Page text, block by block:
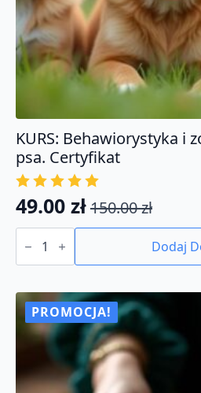
KURS: Behawiorystyka i
psa. Certyfikat
150.00zł
Pierwotna
cena
wynosiła:
150.00 zł.
49.00 zł
Aktualna
cena
wynosi:
49.00 zł.
ilość
KURS:
i
psa.
Certyfikat
Dodaj
PROMOCJA!